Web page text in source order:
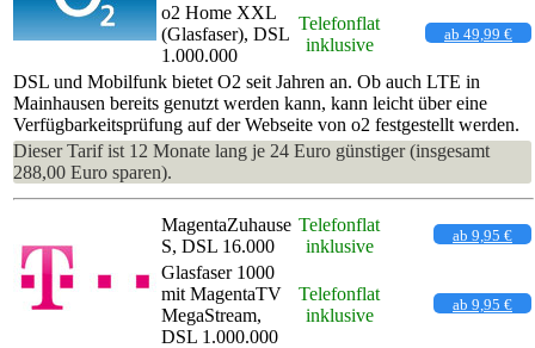
o2 Home XXL
(Glasfaser), DSL
1.000.000
Telefonflat
inklusive
ab 49,99 €
DSL und Mobilfunk bietet O2 seit Jahren an. Ob auch LTE in
Mainhausen bereits genutzt werden kann, kann leicht über eine
Verfügbarkeitsprüfung auf der Webseite von o2 festgestellt werden.
Dieser Tarif ist 12 Monate lang je 24 Euro günstiger (insgesamt
288,00 Euro sparen).
MagentaZuhause
S, DSL 16.000
Telefonflat
inklusive
ab 9,95 €
Glasfaser 1000
mit MagentaTV
MegaStream,
DSL 1.000.000
Telefonflat
inklusive
ab 9,95 €